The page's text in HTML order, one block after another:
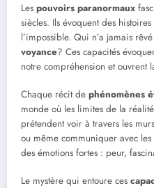
Les pouvoirs paranormaux
siècles. Ils évoquent des
l’impossible. Qui n’a jamais rêvé
voyance? Ces capacités
notre compréhension et ouvrent
Chaque récit de phénomènes
monde où les limites de la
prétendent voir à travers les
ou même communiquer avec
des émotions fortes : peur,
Le mystère qui entoure ces